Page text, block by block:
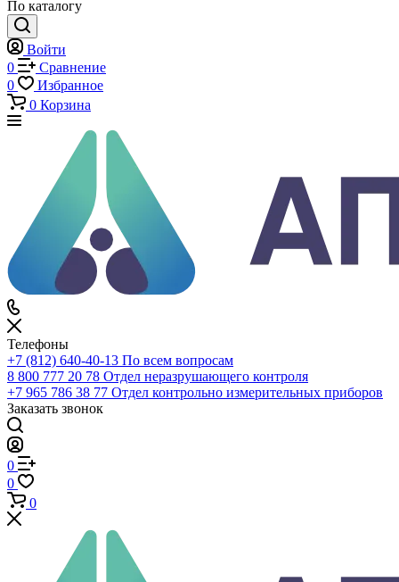
Каталог
По всему сайту
По каталогу
Войти
0
Сравнение
Избранное
Корзина
Телефоны
+7 (812) 640-40-13
8 800 777 20 78
+7 965 786 38 77
Заказать звонок
0
0